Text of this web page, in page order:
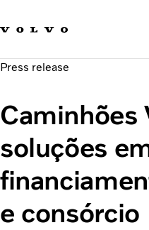
Carreira
Press release
Caminhões
soluções
e consórcio